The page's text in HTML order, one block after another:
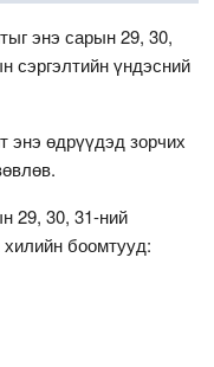
энэ сарын 29, 30,
сэргэлтийн үндэсний
энэ өдрүүдэд зорчих
29, 30, 31-ний
боомтууд: